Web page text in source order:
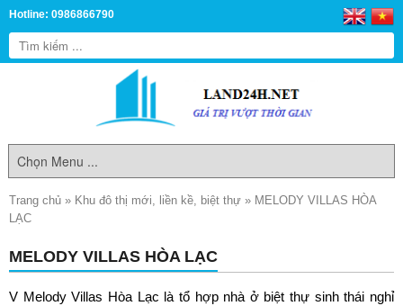
Hotline: 0986866790
Trang chủ » Khu đô thị mới, liền kề, biệt thự » MELODY VILLAS HÒA
LẠC
MELODY VILLAS HÒA LẠC
V Melody Villas Hòa Lạc là tổ hợp nhà ở biệt thự sinh thái nghỉ